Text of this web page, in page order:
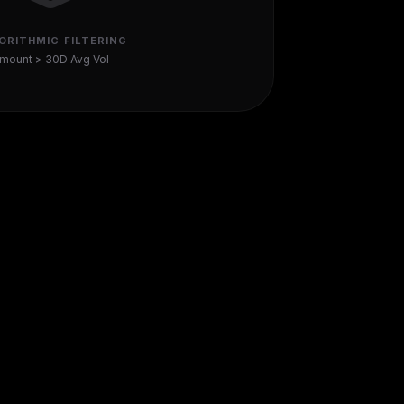
FILTERING
> 30D Avg Vol